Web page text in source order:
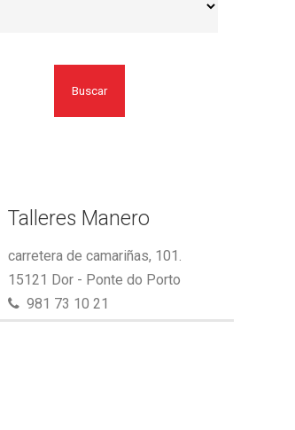
Buscar
Talleres Manero
carretera de camariñas, 101.
15121 Dor - Ponte do Porto
981 73 10 21